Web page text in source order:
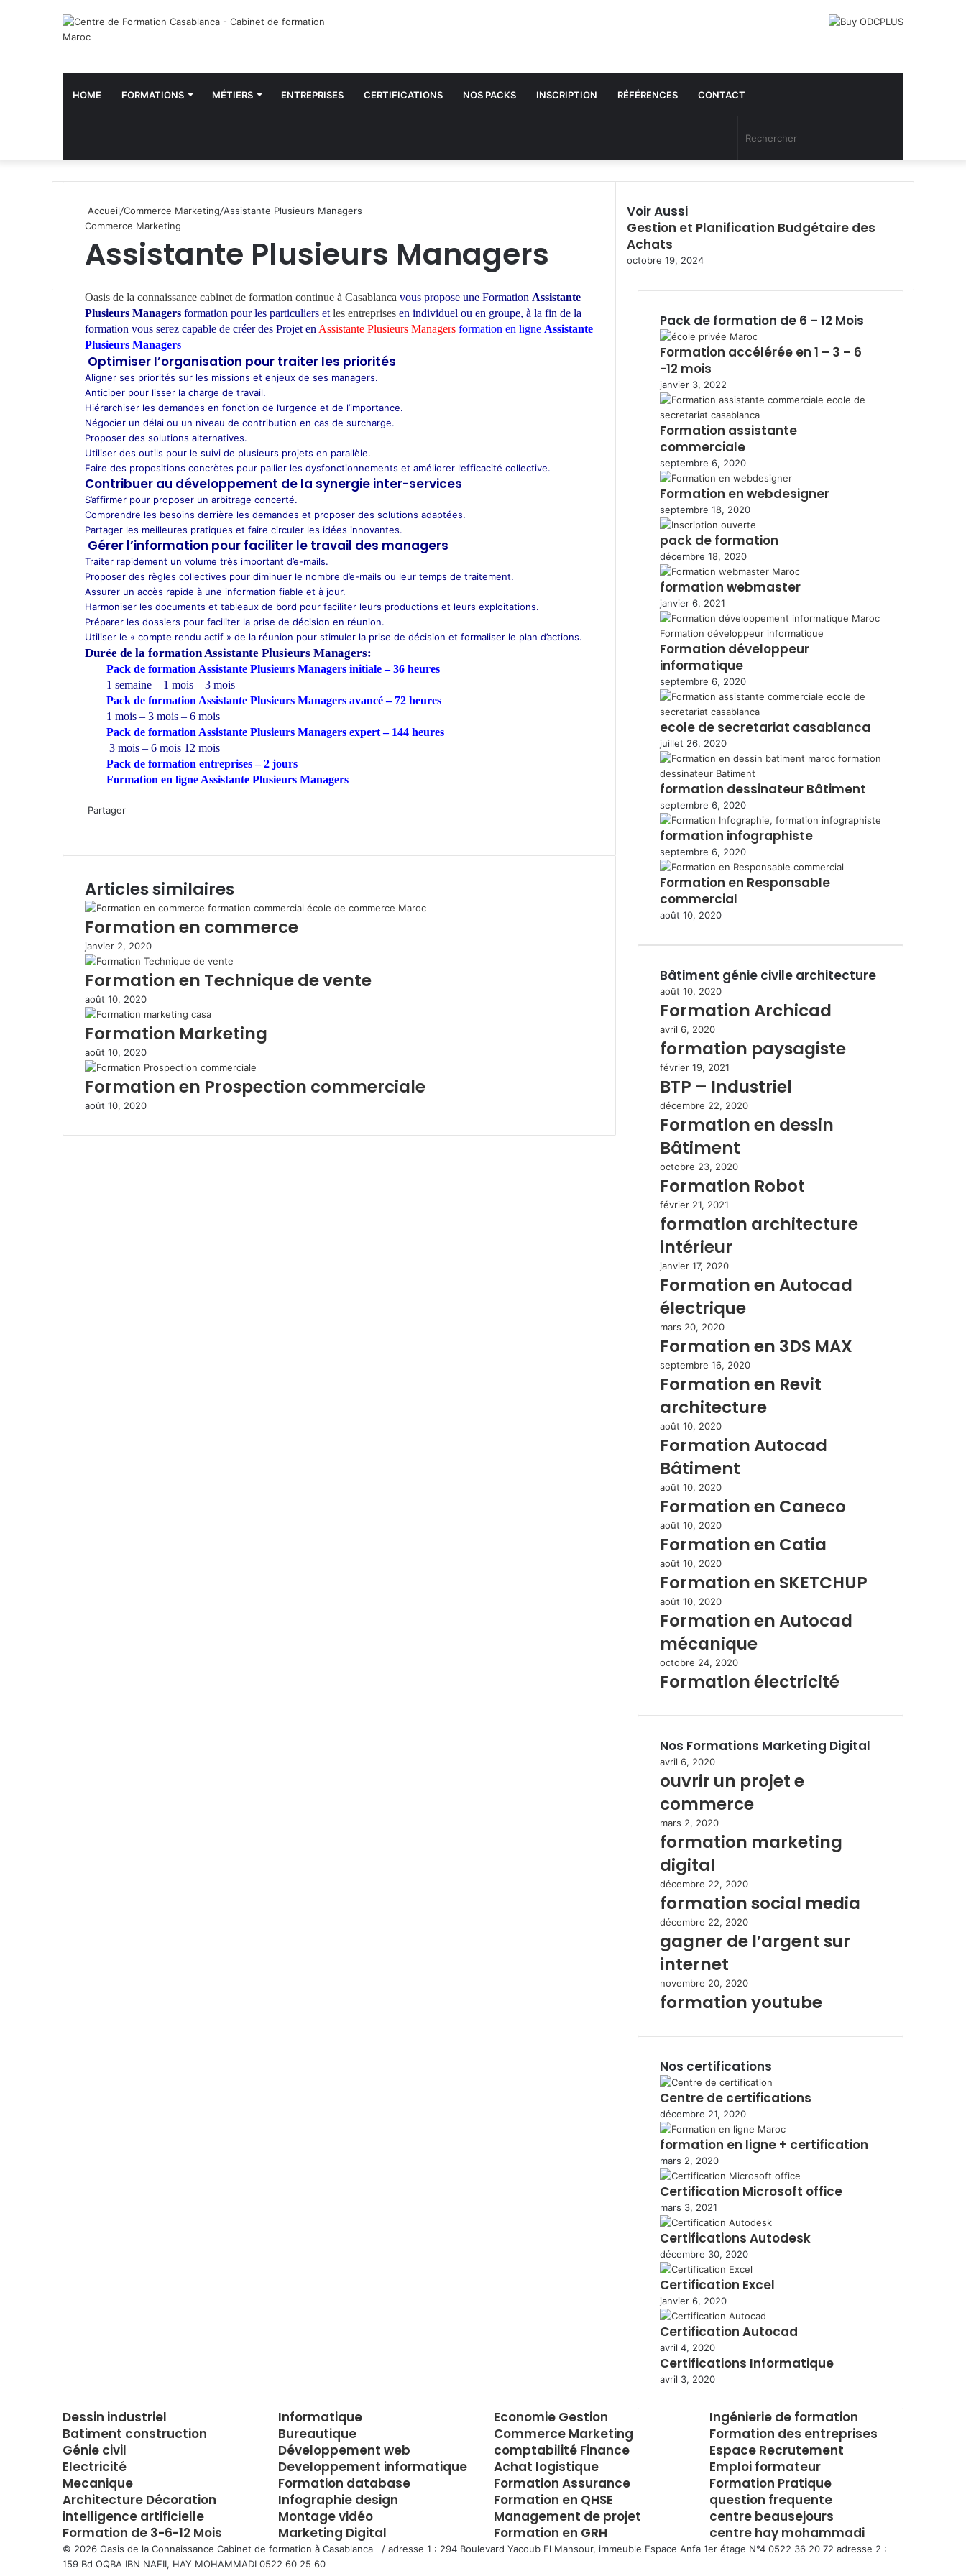
HOME FORMATIONS MÉTIERS ENTREPRISES CERTIFICATIONS NOS PACKS INSCRIPTION RÉFÉRENCES CONTACT
Article
Aléatoire
Accueil/Commerce Marketing/Assistante Plusieurs Managers
Commerce Marketing
Assistante Plusieurs Managers
h
a
t
s
A
p
p
Oasis de la connaissance cabinet de formation continue à Casablanca vous propose une Formation Assistante
Plusieurs Managers formation pour les particuliers et les entreprises en individuel ou en groupe, à la fin de la
formation vous serez capable de créer des Projet en Assistante Plusieurs Managers formation en ligne Assistante
Plusieurs Managers
Optimiser l’organisation pour traiter les priorités
Aligner ses priorités sur les missions et enjeux de ses managers.
Anticiper pour lisser la charge de travail.
Hiérarchiser les demandes en fonction de l’urgence et de l’importance.
Négocier un délai ou un niveau de contribution en cas de surcharge.
Proposer des solutions alternatives.
Utiliser des outils pour le suivi de plusieurs projets en parallèle.
Faire des propositions concrètes pour pallier les dysfonctionnements et améliorer l’efficacité collective.
Contribuer au développement de la synergie inter-services
S’affirmer pour proposer un arbitrage concerté.
Comprendre les besoins derrière les demandes et proposer des solutions adaptées.
Partager les meilleures pratiques et faire circuler les idées innovantes.
Gérer l’information pour faciliter le travail des managers
Traiter rapidement un volume très important d’e-mails.
Proposer des règles collectives pour diminuer le nombre d’e-mails ou leur temps de traitement.
Assurer un accès rapide à une information fiable et à jour.
Harmoniser les documents et tableaux de bord pour faciliter leurs productions et leurs exploitations.
Préparer les dossiers pour faciliter la prise de décision en réunion.
Utiliser le « compte rendu actif » de la réunion pour stimuler la prise de décision et formaliser le plan d’actions.
Durée de la formationAssistante Plusieurs Managers:
Pack de formation Assistante Plusieurs Managers initiale – 36 heures
1 semaine – 1 mois – 3 mois
Pack de formation Assistante Plusieurs Managers avancé – 72 heures
1 mois – 3 mois – 6 mois
Pack de formation Assistante Plusieurs Managers expert – 144 heures
3 mois – 6 mois 12 mois
Pack de formation entreprises– 2 jours
Formation en ligne Assistante Plusieurs Managers
h
s
p
p
Partager
c
b
o
o
k
i
t
e
r
n
e
d
i
n
n
e
s
t
a
s
p
r
a
r
p
a
r
m
a
i
l
p
i
r
Articles similaires
Formation en commerce
janvier 2, 2020
Formation en Technique de vente
août 10, 2020
Formation Marketing
août 10, 2020
Formation en Prospection commerciale
août 10, 2020
Voir Aussi
F
e
r
e
Gestion et Planification Budgétaire des
Achats
octobre 19, 2024
Pack de formation de 6 – 12 Mois
Formation accélérée en 1 – 3 – 6
-12 mois
janvier 3, 2022
Formation assistante
commerciale
septembre 6, 2020
Formation en webdesigner
septembre 18, 2020
pack de formation
décembre 18, 2020
formation webmaster
janvier 6, 2021
Formation développeur
informatique
septembre 6, 2020
ecole de secretariat casablanca
juillet 26, 2020
formation dessinateur Bâtiment
septembre 6, 2020
formation infographiste
septembre 6, 2020
Formation en Responsable
commercial
août 10, 2020
Bâtiment génie civile architecture
août 10, 2020
Formation Archicad
avril 6, 2020
formation paysagiste
février 19, 2021
BTP – Industriel
décembre 22, 2020
Formation en dessin
Bâtiment
octobre 23, 2020
Formation Robot
février 21, 2021
formation architecture
intérieur
janvier 17, 2020
Formation en Autocad
électrique
mars 20, 2020
Formation en 3DS MAX
septembre 16, 2020
Formation en Revit
architecture
août 10, 2020
Formation Autocad
Bâtiment
août 10, 2020
Formation en Caneco
août 10, 2020
Formation en Catia
août 10, 2020
Formation en SKETCHUP
août 10, 2020
Formation en Autocad
mécanique
octobre 24, 2020
Formation électricité
Nos Formations Marketing Digital
avril 6, 2020
ouvrir un projet e
commerce
mars 2, 2020
formation marketing
digital
décembre 22, 2020
formation social media
décembre 22, 2020
gagner de l’argent sur
internet
novembre 20, 2020
formation youtube
Nos certifications
Centre de certifications
décembre 21, 2020
formation en ligne + certification
mars 2, 2020
Certification Microsoft office
mars 3, 2021
Certifications Autodesk
décembre 30, 2020
Certification Excel
janvier 6, 2020
Certification Autocad
avril 4, 2020
Certifications Informatique
avril 3, 2020
Dessin industriel
Batiment construction
Génie civil
Electricité
Mecanique
Architecture Décoration
intelligence artificielle
Formation de 3-6-12 Mois
Informatique
Bureautique
Développement web
Developpement informatique
Formation database
Infographie design
Montage vidéo
Marketing Digital
Economie Gestion
Commerce Marketing
comptabilité Finance
Achat logistique
Formation Assurance
Formation en QHSE
Management de projet
Formation en GRH
Ingénierie de formation
Formation des entreprises
Espace Recrutement
Emploi formateur
Formation Pratique
question frequente
centre beausejours
centre hay mohammadi
© 2026 Oasis de la Connaissance Cabinet de formation à Casablanca / adresse 1 : 294 Boulevard Yacoub El Mansour, immeuble Espace Anfa 1er étage N°4 0522 36 20 72 adresse 2 :
159 Bd OQBA IBN NAFII, HAY MOHAMMADI 0522 60 25 60